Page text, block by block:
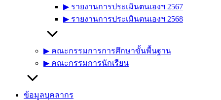
▶︎ รายงานการประเมินตนเองฯ 2567
▶︎ รายงานการประเมินตนเองฯ 2568
▶︎ คณะกรรมการการศึกษาขั้นพื้นฐาน
▶︎ คณะกรรมการนักเรียน
ข้อมูลบุคลากร